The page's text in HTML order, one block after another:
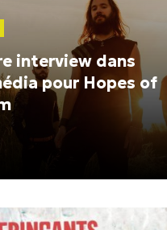
interview dans
pour Hopes of